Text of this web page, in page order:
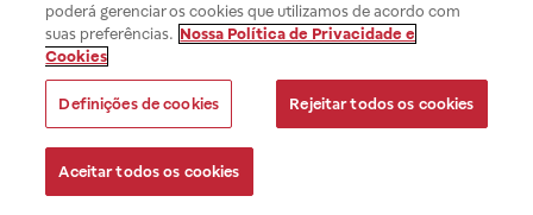
poderá gerenciar os cookies que utilizamos de acordo com
suas preferências. Nossa Política de Privacidade e
Cookies
Definições de cookies Rejeitar todos os cookies
Aceitar todos os cookies